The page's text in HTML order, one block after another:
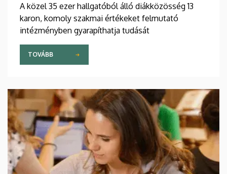
A közel 35 ezer hallgatóból álló diákközösség 13
karon, komoly szakmai értékeket felmutató
intézményben gyarapíthatja tudását
TOVÁBB